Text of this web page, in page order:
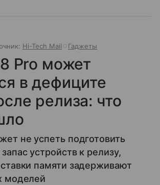
Hi-Tech Mail Гаджеты
Pro может
в дефиците
релиза: что
не успеть подготовить
устройств к релизу,
памяти задерживают
моделей